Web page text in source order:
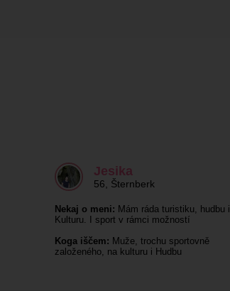
Jesika
56 Šternberk
Nekaj o meni: Mám ráda turistiku, hudbu i
Kulturu. I sport v rámci možností
Koga iščem: Muže, trochu sportovně
založeného, na kulturu i Hudbu